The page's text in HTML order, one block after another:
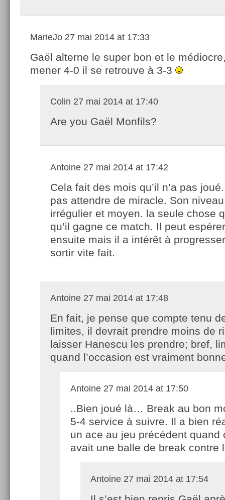
MarieJo 27 mai 2014 at 17:33
Gaël alterne le super bon et le
mener 4-0 il se retrouve à 3-3
Colin 27 mai 2014 at 17:40
Are you Gaël Monfils?
Antoine 27 mai 2014 at 17:42
Cela fait des mois qu’il n’a pas
pas attendre de miracle. Son
irrégulier et moyen. la seule chose
qu’il gagne ce match. Il peut
ensuite mais il a intérêt à
sortir vite fait.
Antoine 27 mai 2014 at 17:48
En fait, je pense que compte tenu
limites, il devrait prendre moins de
laisser Hanescu les prendre; bref,
quand l’occasion est vraiment
Antoine 27 mai 2014 at 17:50
..Bien joué là… Break au bon
5-4 service à suivre. Il a bien
un ace au jeu précédent quand
avait une balle de break contre
Antoine 27 mai 2014 at 17:54